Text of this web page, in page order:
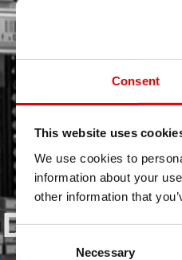
Consent
This website uses
We use cookies to
information about your
other information that
Consent Selection
Necessary
DT SWISS